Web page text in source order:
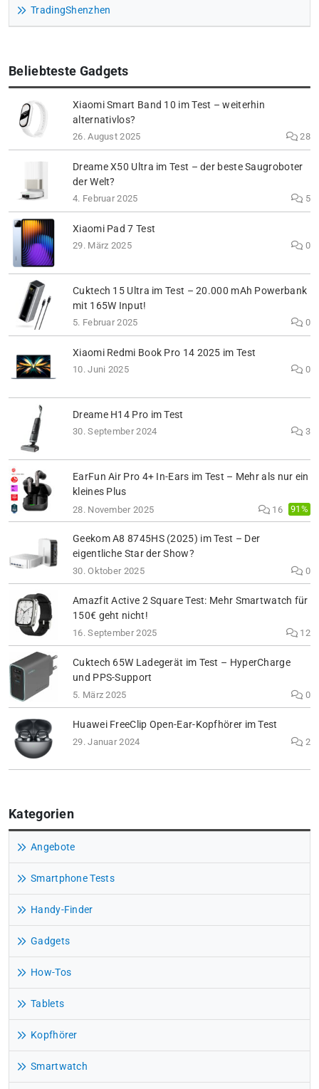
TradingShenzhen
Beliebteste Gadgets
Xiaomi Smart Band 10 im Test – weiterhin
alternativlos?
26. August 2025 28
Dreame X50 Ultra im Test – der beste Saugroboter
der Welt?
4. Februar 2025 5
Xiaomi Pad 7 Test
29. März 2025 0
Cuktech 15 Ultra im Test – 20.000 mAh Powerbank
mit 165W Input!
5. Februar 2025 0
Xiaomi Redmi Book Pro 14 2025 im Test
10. Juni 2025 0
Dreame H14 Pro im Test
30. September 2024 3
EarFun Air Pro 4+ In-Ears im Test – Mehr als nur ein
kleines Plus
28. November 2025 16 91%
Geekom A8 8745HS (2025) im Test – Der
eigentliche Star der Show?
30. Oktober 2025 0
Amazfit Active 2 Square Test: Mehr Smartwatch für
150€ geht nicht!
16. September 2025 12
Cuktech 65W Ladegerät im Test – HyperCharge
und PPS-Support
5. März 2025 0
Huawei FreeClip Open-Ear-Kopfhörer im Test
29. Januar 2024 2
Kategorien
Angebote
Smartphone Tests
Handy-Finder
Gadgets
How-Tos
Tablets
Kopfhörer
Smartwatch